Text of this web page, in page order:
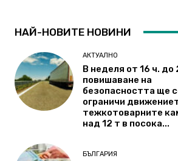
НАЙ-НОВИТЕ НОВИНИ
АКТУАЛНО
В неделя от 16 ч. до
повишаване на
безопасността ще
ограничи
тежкотоварните
над 12 т в посока...
БЪЛГАРИЯ